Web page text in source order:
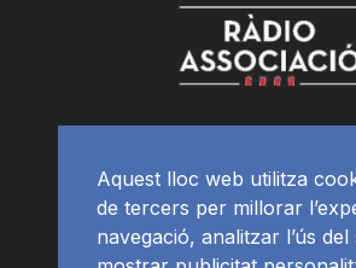
Aquest lloc web utilitza
de tercers per millorar
navegació, analitzar l’ús del